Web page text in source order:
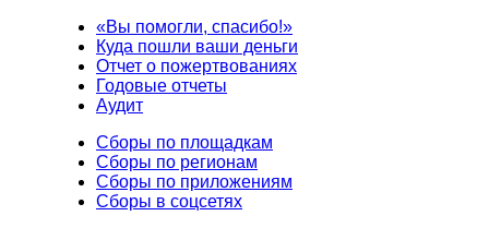
«Вы помогли, спасибо!»
Куда пошли ваши деньги
Отчет о пожертвованиях
Годовые отчеты
Аудит
Сборы по площадкам
Сборы по регионам
Сборы по приложениям
Сборы в соцсетях